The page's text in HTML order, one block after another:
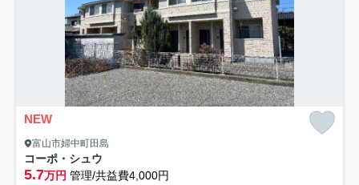
NEW
富山市婦中町田島
コーポ・シュウ
5.7万円 管理/共益費4,000円